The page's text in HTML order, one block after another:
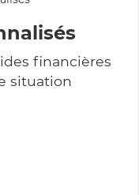
financières
situation